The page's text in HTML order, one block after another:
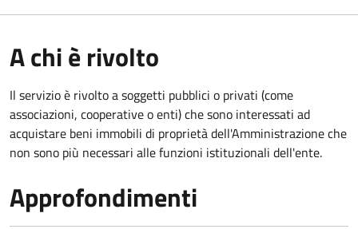
A chi è rivolto
Il servizio è rivolto a soggetti pubblici o privati (come
associazioni, cooperative o enti) che sono interessati ad
acquistare beni immobili di proprietà dell'Amministrazione che
non sono più necessari alle funzioni istituzionali dell'ente.
Approfondimenti